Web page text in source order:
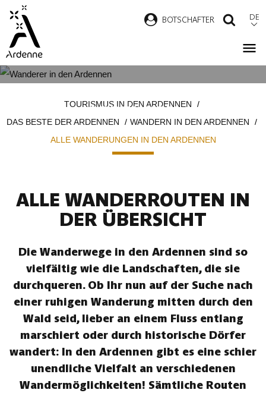
Direkt
zum
Inhalt
BOTSCHAFTER DE
ARDENNEN
TOURISMUS IN DEN ARDENNEN
DAS BESTE DER ARDENNEN
WANDERN IN DEN ARDENNEN
ALLE WANDERUNGEN IN DEN ARDENNEN
ALLE WANDERROUTEN IN
DER ÜBERSICHT
Die Wanderwege in den Ardennen sind so
vielfältig wie die Landschaften, die sie
durchqueren. Ob Ihr nun auf der Suche nach
einer ruhigen Wanderung mitten durch den
Wald seid, lieber an einem Fluss entlang
marschiert oder durch historische Dörfer
wandert: In den Ardennen gibt es eine schier
unendliche Vielfalt an verschiedenen
Wandermöglichkeiten! Sämtliche Routen